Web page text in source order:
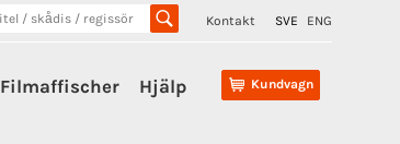
Kontakt SVE ENG
Kundvagn
Filmaffischer Hjälp